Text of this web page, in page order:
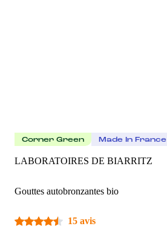
Corner Green Made In France
LABORATOIRES DE BIARRITZ
Gouttes autobronzantes bio
15 avis